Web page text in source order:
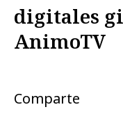
digitales
AnimoTV
Comparte